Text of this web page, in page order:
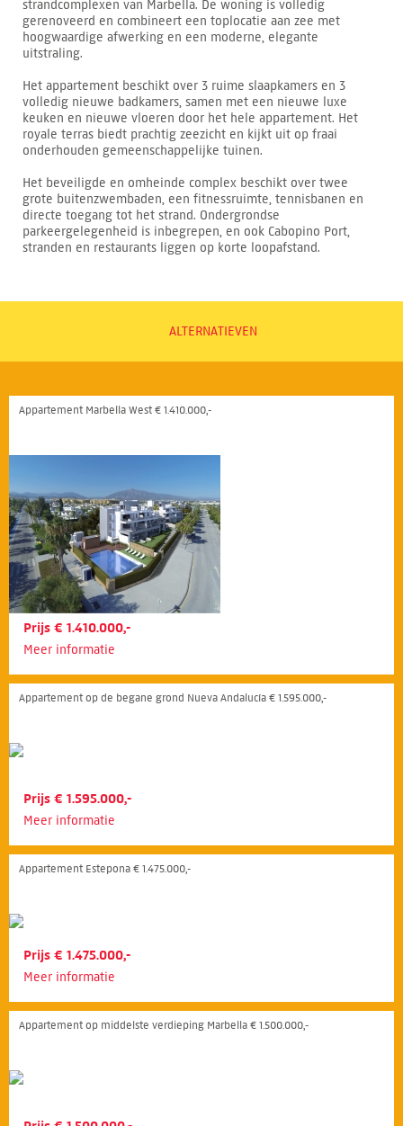
strandcomplexen van Marbella. De woning is volledig
gerenoveerd en combineert een toplocatie aan zee met
hoogwaardige afwerking en een moderne, elegante
uitstraling.
Het appartement beschikt over 3 ruime slaapkamers en 3
volledig nieuwe badkamers, samen met een nieuwe luxe
keuken en nieuwe vloeren door het hele appartement. Het
royale terras biedt prachtig zeezicht en kijkt uit op fraai
onderhouden gemeenschappelijke tuinen.
Het beveiligde en omheinde complex beschikt over twee
grote buitenzwembaden, een fitnessruimte, tennisbanen en
directe toegang tot het strand. Ondergrondse
parkeergelegenheid is inbegrepen, en ook Cabopino Port,
stranden en restaurants liggen op korte loopafstand.
ALTERNATIEVEN
Appartement Marbella West € 1.410.000,-
Prijs € 1.410.000,-
Meer informatie
Appartement op de begane grond Nueva Andalucía € 1.595.000,-
Prijs € 1.595.000,-
Meer informatie
Appartement Estepona € 1.475.000,-
Prijs € 1.475.000,-
Meer informatie
Appartement op middelste verdieping Marbella € 1.500.000,-